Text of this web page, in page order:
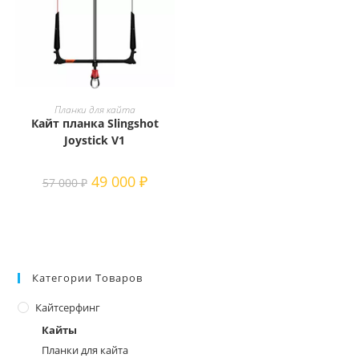
В КОРЗИНУ
Планки для кайта
Кайт планка Slingshot
Joystick V1
57 000₽ Первоначальная
цена
49 000 ₽Текущая
Категории Товаров
Кайтсерфинг
Кайты
Планки для кайта